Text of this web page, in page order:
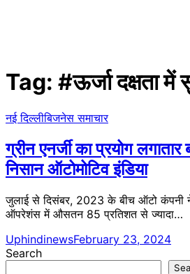
Tag: #ऊर्जा दक्षता में
नई दिल्लीबिजनेस समाचार
ग्रीन एनर्जी का प्रयोग लगातार
निसान ऑटोमोटिव इंडिया
जुलाई से दिसंबर, 2023 के बीच ऑटो कंपनी
ऑपरेशंस में औसतन 85 प्रतिशत से ज्यादा…
UphindinewsFebruary 23, 2024
Search